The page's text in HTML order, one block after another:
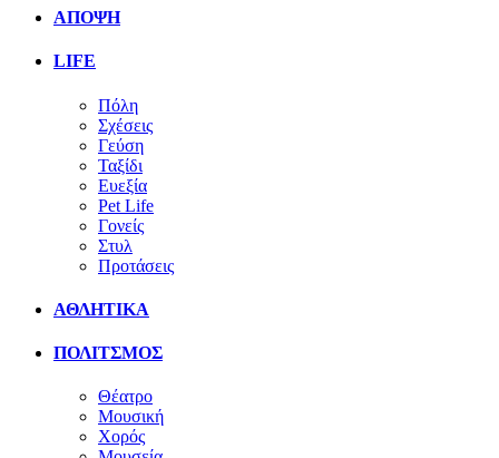
ΑΠΟΨΗ
LIFE
Πόλη
Σχέσεις
Γεύση
Ταξίδι
Ευεξία
Pet Life
Γονείς
Στυλ
Προτάσεις
ΑΘΛΗΤΙΚΑ
ΠΟΛΙΤΣΜΟΣ
Θέατρο
Μουσική
Χορός